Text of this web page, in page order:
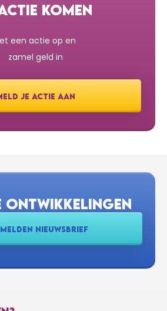
KOMEN
een actie op en
zamel geld in
JE ACTIE AAN
ONTWIKKELINGEN
NIEUWSBRIEF